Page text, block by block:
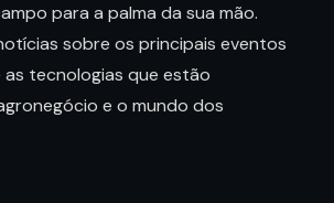
para a palma da sua mão.
sobre os principais eventos
tecnologias que estão
e o mundo dos